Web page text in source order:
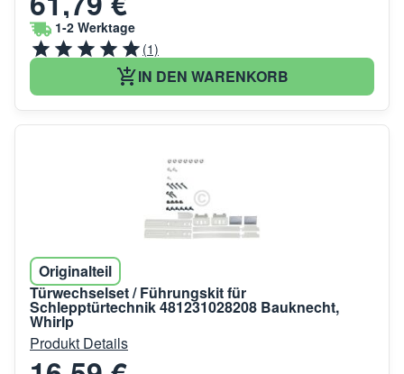
1-2 Werktage
(1)
IN DEN WARENKORB
Originalteil
Türwechselset / Führungskit für
Schlepptürtechnik 481231028208 Bauknecht,
Whirlp
Produkt Details